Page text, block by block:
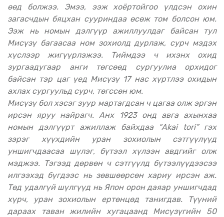
өөд болжээ. Эмээ, ээж хоёртойгоо үлдсэн охин
загасчдын бяцхан сууриндаа өсөж том болсон юм.
Ээж нь номын дэлгүүр ажиллуулдаг байсан тул
Мисүзү багаасаа ном зохиолд дурлаж, сурч мэдэх
хүслээр жигүүрлэжээ. Тиймдээ ч ихэнх охид
зургаадугаар анги төгсөөд сургуулиа орхидог
байсан тэр цаг үед Мисүзү 17 нас хүртлээ охидын
ахлах сургуульд сурч, төгссөн юм.
Мисүзү бол хэсэг зуур мартагдсан ч цагаа олж эргэн
ирсэн яруу найрагч. Анх 1923 онд авга ахынхаа
номын дэлгүүрт ажиллаж байхдаа “Akai tori” гэх
зэрэг хүүхдийн уран зохиолын сэтгүүлүүд
уншигчдаасаа шүлэг, бүтээл хүлээн авдгийг олж
мэджээ. Тэгээд дөрвөн ч сэтгүүлд бүтээлүүдээсээ
илгээхэд бүгдээс нь зөвшөөрсөн хариу ирсэн аж.
Төд удалгүй шүлгүүд нь Япон орон даяар уншигчдад
хүрч, уран зохиолын ертөнцөд танигдав. Түүний
дараах таван жилийн хугацаанд Мисүзүгийн 50